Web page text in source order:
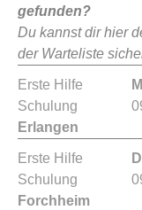
gefunden?
Du kannst dir hier
der Warteliste
Erste Hilfe
Schulung
Erlangen
Erste Hilfe
Schulung
Forchheim